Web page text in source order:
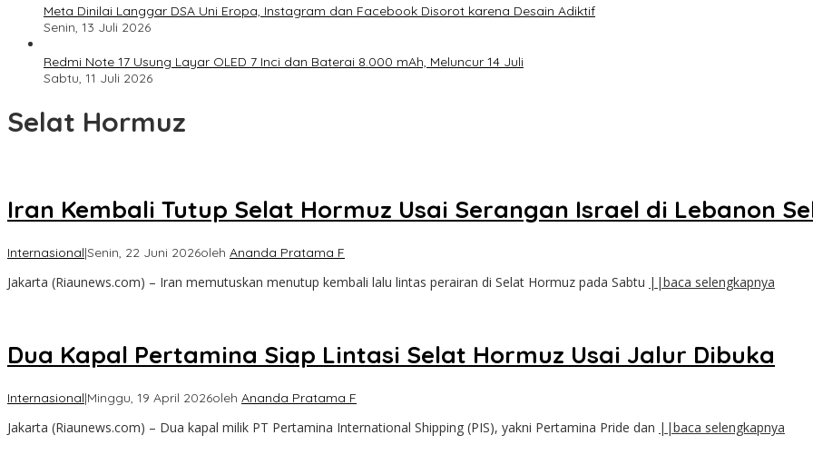
Meta Dinilai Langgar DSA Uni Eropa, Instagram dan Facebook Disorot karena Desain Adiktif
Senin, 13 Juli 2026
Redmi Note 17 Usung Layar OLED 7 Inci dan Baterai 8.000 mAh, Meluncur 14 Juli
Sabtu, 11 Juli 2026
Selat Hormuz
Iran Kembali Tutup Selat Hormuz Usai Serangan Israel di Lebanon
Internasional|Senin, 22 Juni 2026oleh Ananda Pratama F
Jakarta (Riaunews.com) – Iran memutuskan menutup kembali lalu lintas perairan di Selat Hormuz pada Sabtu ||baca selengkapnya
Dua Kapal Pertamina Siap Lintasi Selat Hormuz Usai Jalur Dibuka
Internasional|Minggu, 19 April 2026oleh Ananda Pratama F
Jakarta (Riaunews.com) – Dua kapal milik PT Pertamina International Shipping (PIS), yakni Pertamina Pride dan ||baca selengkapnya